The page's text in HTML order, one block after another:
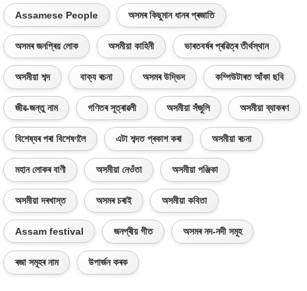
Assamese People অসমৰ কিছুমান ধানৰ প্ৰজাতি
অসমৰ জনপ্ৰিয় লোক অসমীয়া কাহিনী ভাৰতবৰ্ষৰ প্ৰৱিত্ৰ তীৰ্থস্থান
অসমীয়া শব্দ বাক্য ৰচনা অসমৰ উদ্ভিদ কম্পিউটাৰত আঁকা ছবি
জীৱ-জন্তু নাম গণিতৰ সূত্ৰাৱলী অসমীয়া সঁজুলি অসমীয়া ব্যাকৰণ
বিশেষ্যৰ পৰা বিশেষণলৈ এটা শব্দত প্ৰকাশ কৰা অসমীয়া ৰচনা
মহান লোকৰ বাণী অসমীয়া নেওঁতা অসমীয়া পঞ্জিকা
অসমীয়া দৰখাস্ত অসমৰ চৰাই অসমীয়া কবিতা
Assam festival জনপ্ৰীয় গীত অসমৰ নদ-নদী সমূহ
ৰজা সমূহৰ নাম উপাৰ্জন কৰক